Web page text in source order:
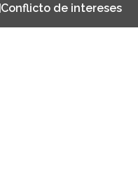
Conflicto de intereses